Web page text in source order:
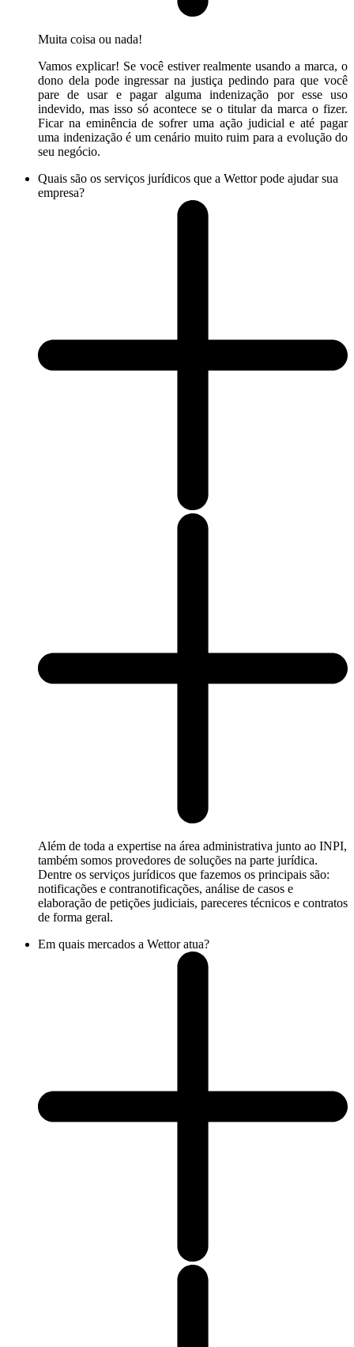
Muita coisa ou nada!
Vamos explicar! Se você estiver realmente usando a marca, o
dono dela pode ingressar na justiça pedindo para que você
pare de usar e pagar alguma indenização por esse uso
indevido, mas isso só acontece se o titular da marca o fizer.
Ficar na eminência de sofrer uma ação judicial e até pagar
uma indenização é um cenário muito ruim para a evolução do
seu negócio.
Quais são os serviços jurídicos que a Wettor pode ajudar sua
empresa?
Além de toda a expertise na área administrativa junto ao INPI,
também somos provedores de soluções na parte jurídica.
Dentre os serviços jurídicos que fazemos os principais são:
notificações e contranotificações, análise de casos e
elaboração de petições judiciais, pareceres técnicos e contratos
de forma geral.
Em quais mercados a Wettor atua?